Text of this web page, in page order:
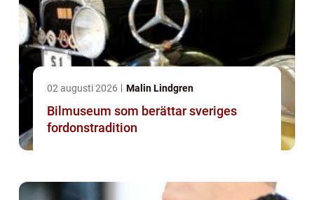
02 augusti 2026 Malin Lindgren
Bilmuseum som berättar sveriges
fordonstradition